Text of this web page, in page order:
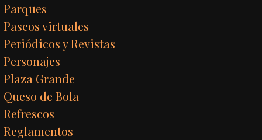
Parques
Paseos virtuales
Periódicos y Revistas
Personajes
Plaza Grande
Queso de Bola
Refrescos
Reglamentos